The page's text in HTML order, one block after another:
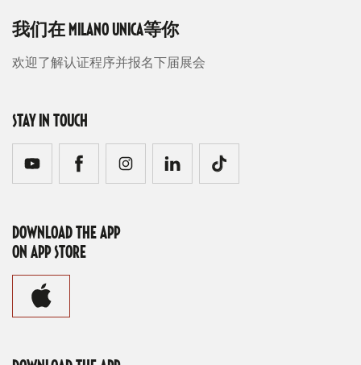
我们在 MILANO UNICA等你
欢迎了解认证程序并报名下届展会
STAY IN TOUCH
DOWNLOAD THE APP
ON APP STORE